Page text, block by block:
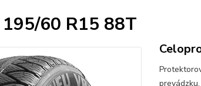
60 R15 88T